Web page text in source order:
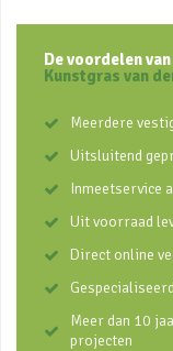
De voordelen van
Kunstgras van
Meerdere
Uitsluitend
Inmeetservice
Uit voorraad
Direct online
Meer dan 10
projecten